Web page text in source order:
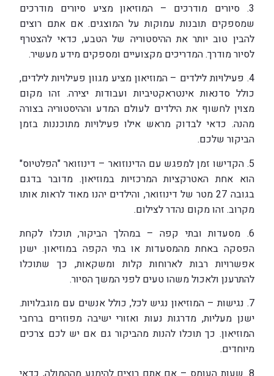
3. סיורים מודרכים – המוזיאון מציע סיורים מודרכים
שמספקים תובנות עמוקות על המוצגים. אם אתם רוצים
להבין טוב יותר את ההיסטוריה של הטבע, כדאי להצטרף
לסיור מודרך. המדריכים מקצועיים ומספקים מידע מעשיר.
4. פעילויות לילדים – המוזיאון מציע מגוון פעילויות לילדים,
כולל סדנאות אינטראקטיביות ועבודות יצירה. זהו מקום
מצוין לחשוף את הילדים לעולם המדע וההיסטוריה בצורה
מהנה. כדאי לבדוק מראש אילו פעילויות מתוכננות בזמן
הביקור שלכם.
5. הקדישו זמן למפגש עם הדינוזואר – דינוזואר "הפלטיוס"
הוא אחת האטרקציות המרכזיות במוזיאון. מדובר בדגם
בגובה 27 מטר של דינוזואר, והילדים יהנו מאוד לראות אותו
מקרוב. זהו מקום נהדר לצילום.
6. מסעדות ובתי קפה – במהלך הביקור, תוכלו לקחת
הפסקה באחת מהמסעדות או בתי הקפה במוזיאון. ישנן
אפשרויות רבות לארוחות קלות ומשקאות, כך שתוכלו
להתרענן ולאכול משהו טעים לפני המשך הסיור.
7. נגישות – המוזיאון נגיש לכל, כולל אנשים עם מוגבלויות.
ישנן מעליות, מדרגות נעות ואזורי ישיבה מפוזרים ברחבי
המוזיאון. כך תוכלו להנות מהביקור גם אם יש לכם צרכים
מיוחדים.